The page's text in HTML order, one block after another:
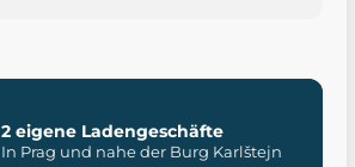
2 eigene Ladengeschäfte
In Prag und nahe der Burg Karlštejn